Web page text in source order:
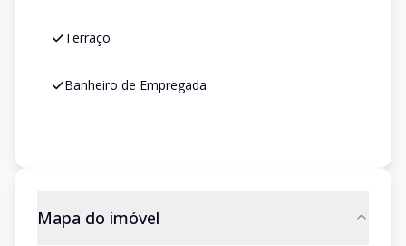
Terraço
Banheiro de Empregada
Mapa do imóvel